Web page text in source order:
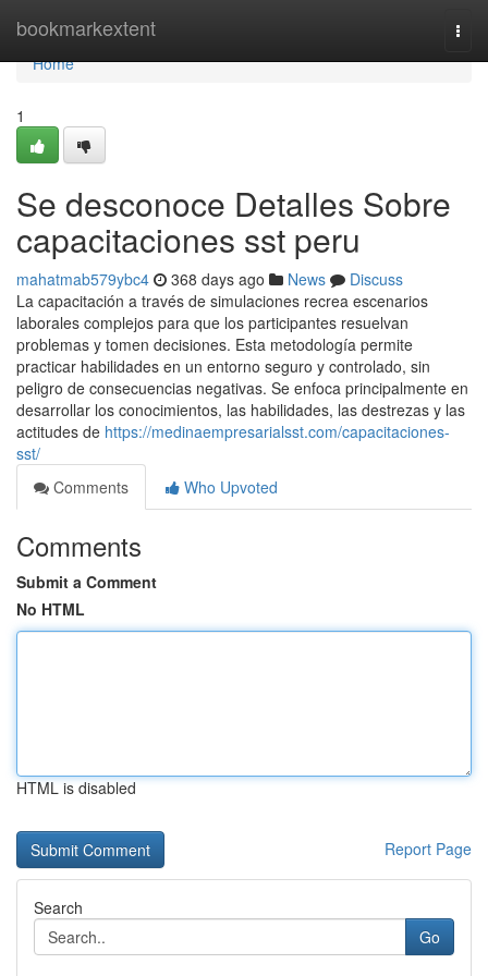
bookmarkextent
Home
Home
1
Se desconoce Detalles Sobre
capacitaciones sst peru
mahatmab579ybc4 368 days ago News
Discuss
La capacitación a través de simulaciones recrea escenarios
laborales complejos para que los participantes resuelvan
problemas y tomen decisiones. Esta metodología permite
practicar habilidades en un entorno seguro y controlado, sin
peligro de consecuencias negativas. Se enfoca principalmente en
desarrollar los conocimientos, las habilidades, las destrezas y las
actitudes de https://medinaempresarialsst.com/capacitaciones-
sst/
Comments
Who Upvoted
Comments
Submit a Comment
No HTML
HTML is disabled
Report Page
Search
Go